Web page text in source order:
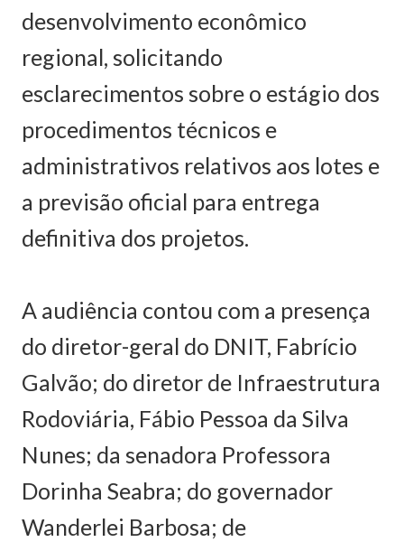
desenvolvimento econômico
regional, solicitando
esclarecimentos sobre o estágio dos
procedimentos técnicos e
administrativos relativos aos lotes e
a previsão oficial para entrega
definitiva dos projetos.
A audiência contou com a presença
do diretor-geral do DNIT, Fabrício
Galvão; do diretor de Infraestrutura
Rodoviária, Fábio Pessoa da Silva
Nunes; da senadora Professora
Dorinha Seabra; do governador
Wanderlei Barbosa; de